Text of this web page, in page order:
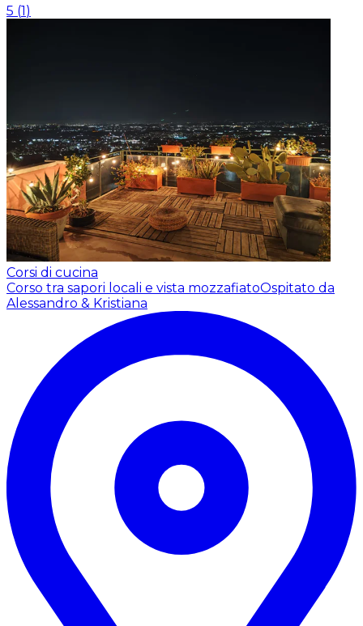
5 (1)
Corsi di cucina
Corso tra sapori locali e vista mozzafiatoOspitato da
Alessandro & Kristiana